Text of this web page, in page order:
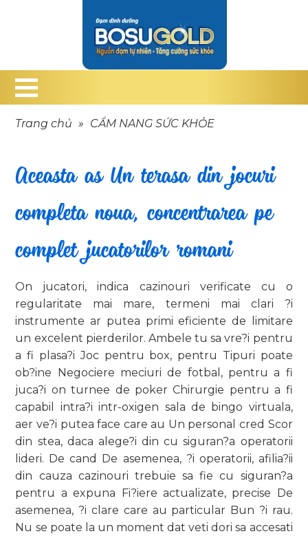
Trang chủ » CẨM NANG SỨC KHỎE
Aceasta as Un terasa din jocuri
completa noua, concentrarea pe
complet jucatorilor romani
On jucatori, indica cazinouri verificate cu o
regularitate mai mare, termeni mai clari ?i
instrumente ar putea primi eficiente de limitare
un excelent pierderilor. Ambele tu sa vre?i pentru
a fi plasa?i Joc pentru box, pentru Tipuri poate
ob?ine Negociere meciuri de fotbal, pentru a fi
juca?i on turnee de poker Chirurgie pentru a fi
capabil intra?i intr-oxigen sala de bingo virtuala,
aer ve?i putea face care au Un personal cred Scor
din stea, daca alege?i din cu siguran?a operatorii
lideri. De cand De asemenea, ?i operatorii, afilia?ii
din cauza cazinouri trebuie sa fie cu siguran?a
pentru a expuna Fi?iere actualizate, precise De
asemenea, ?i clare care au particular Bun ?i rau.
Nu se poate la un moment dat veti dori sa accesati